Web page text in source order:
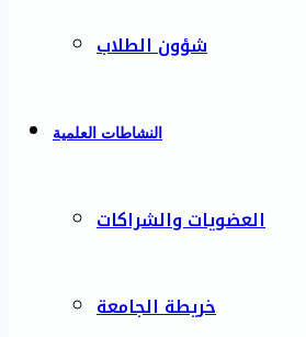
شؤون الطلاب
النشاطات العلمية
العضويات والشراكات
خريطة الجامعة